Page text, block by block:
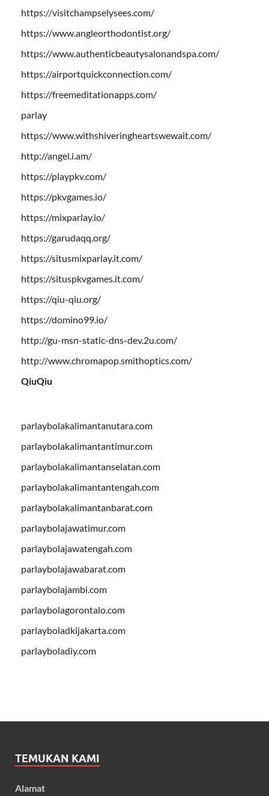
https://visitchampselysees.com/
https://www.angleorthodontist.org/
https://www.authenticbeautysalonandspa.com/
https://airportquickconnection.com/
https://freemeditationapps.com/
parlay
https://www.withshiveringheartswewait.com/
http://angel.i.am/
https://playpkv.com/
https://pkvgames.io/
https://mixparlay.io/
https://garudaqq.org/
https://situsmixparlay.it.com/
https://situspkvgames.it.com/
https://qiu-qiu.org/
https://domino99.io/
http://gu-msn-static-dns-dev.2u.com/
http://www.chromapop.smithoptics.com/
QiuQiu
parlaybolakalimantanutara.com
parlaybolakalimantantimur.com
parlaybolakalimantanselatan.com
parlaybolakalimantantengah.com
parlaybolakalimantanbarat.com
parlaybolajawatimur.com
parlaybolajawatengah.com
parlaybolajawabarat.com
parlaybolajambi.com
parlaybolagorontalo.com
parlayboladkijakarta.com
parlayboladiy.com
TEMUKAN KAMI
Alamat